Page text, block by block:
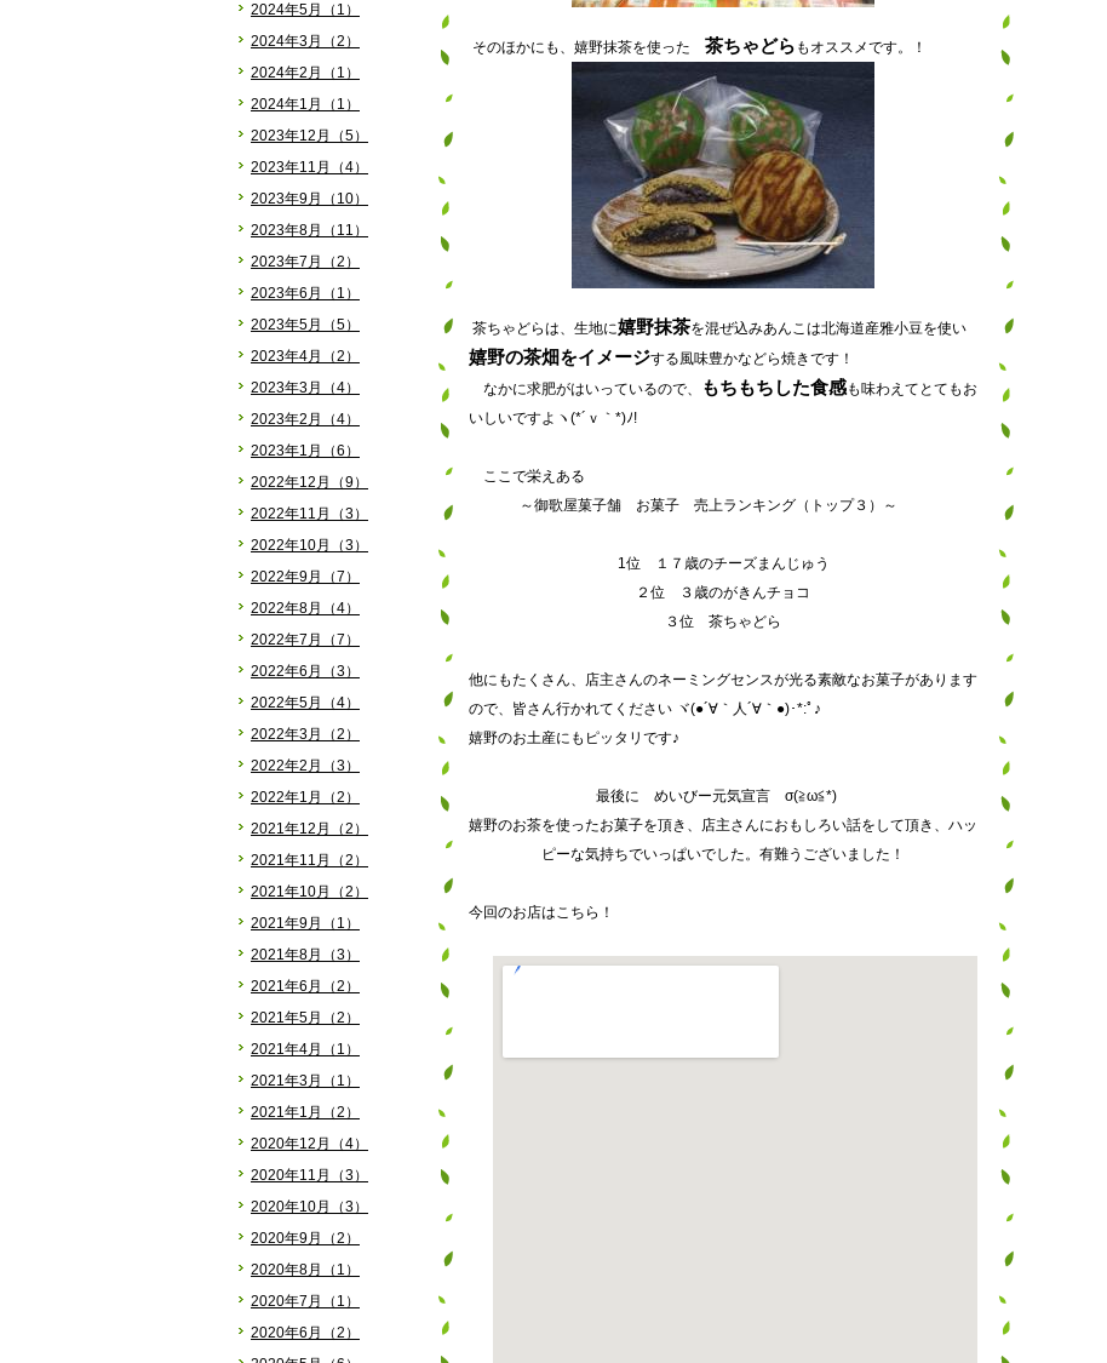
2024年5月（1）
2024年3月（2）
2024年2月（1）
2024年1月（1）
2023年12月（5）
2023年11月（4）
2023年9月（10）
2023年8月（11）
2023年7月（2）
2023年6月（1）
2023年5月（5）
2023年4月（2）
2023年3月（4）
2023年2月（4）
2023年1月（6）
2022年12月（9）
2022年11月（3）
2022年10月（3）
2022年9月（7）
2022年8月（4）
2022年7月（7）
2022年6月（3）
2022年5月（4）
2022年3月（2）
2022年2月（3）
2022年1月（2）
2021年12月（2）
2021年11月（2）
2021年10月（2）
2021年9月（1）
2021年8月（3）
2021年6月（2）
2021年5月（2）
2021年4月（1）
2021年3月（1）
2021年1月（2）
2020年12月（4）
2020年11月（3）
2020年10月（3）
2020年9月（2）
2020年8月（1）
2020年7月（1）
2020年6月（2）
そのほかにも、嬉野抹茶を使った 茶ちゃどら もオススメです。！
茶ちゃどらは、生地に嬉野抹茶を混ぜ込みあんこは北海道産雅小豆を使い
嬉野の茶畑をイメージする風味豊かなどら焼きです！
なかに求肥がはいっているので、
もちもちした食感も味わえてとてもお
いしいですよヽ(*´ｖ｀*)ﾉ!
ここで栄えある
～御歌屋菓子舗 お菓子 売上ランキング（トップ３）～
1位 １７歳のチーズまんじゅう
２位 ３歳のがきんチョコ
３位 茶ちゃどら
他にもたくさん、店主さんのネーミングセンスが光る素敵なお菓子があります
ので、皆さん行かれてください ヾ(●´∀｀人´∀｀●)･*:ﾟ♪
嬉野のお土産にもピッタリです♪
最後に めいびー元気宣言 σ(≧ω≦*)
嬉野のお茶を使ったお菓子を頂き、店主さんにおもしろい話をして頂き、ハッ
ピーな気持ちでいっぱいでした。有難うございました！
今回のお店はこちら！